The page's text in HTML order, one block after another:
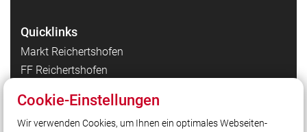
Quicklinks
Markt Reichertshofen
FF Reichertshofen
FF Winden am Aign
Kreisbrandinspektion Pfaffenhofen a. d. Ilm
Cookie-Einstellungen
Wir verwenden Cookies, um Ihnen ein optimales Webseiten-